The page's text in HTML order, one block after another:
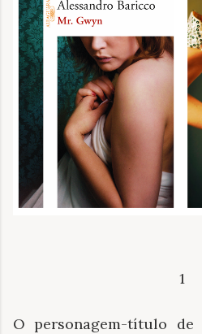
1
O personagem-título de